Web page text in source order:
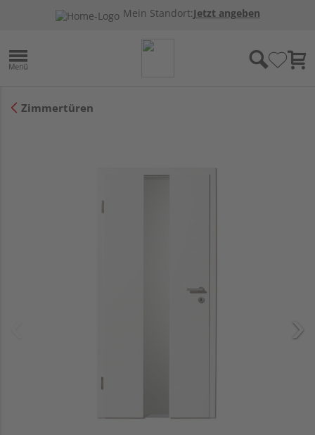
Mein Standort:Jetzt angeben
Zimmertüren